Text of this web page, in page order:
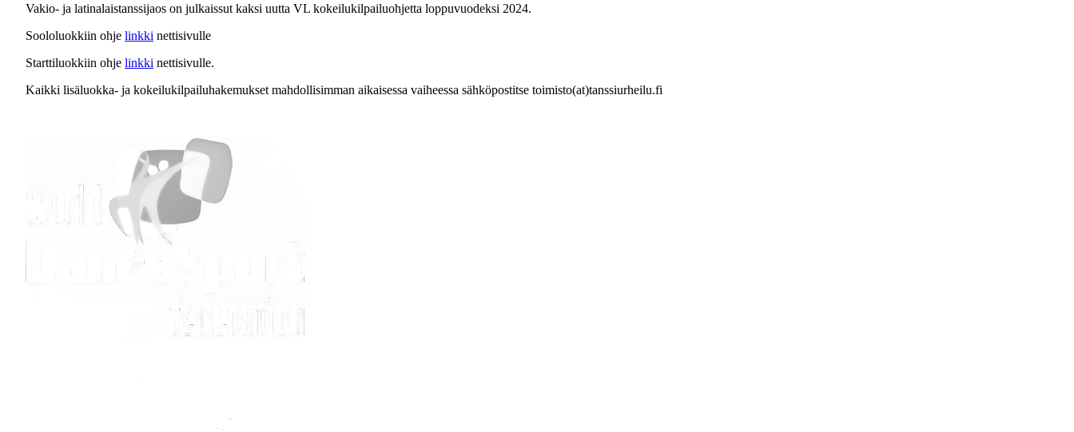
Vakio- ja latinalaistanssijaos on julkaissut kaksi uutta VL kokeilukilpailuohjetta loppuvuodeksi 2024.
Soololuokkiin ohje linkki nettisivulle
Starttiluokkiin ohje linkki nettisivulle.
Kaikki lisäluokka- ja kokeilukilpailuhakemukset mahdollisimman aikaisessa vaiheessa sähköpostitse toimisto(at)tanssiurheilu.fi